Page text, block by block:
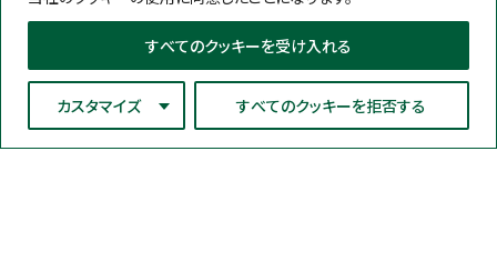
カスタマイズ すべてのクッキーを拒否する
すべてのクッキーを受け入れる